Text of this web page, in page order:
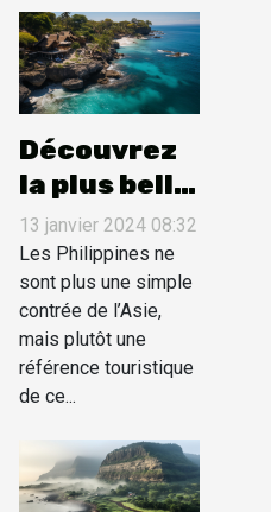
Découvrez
la plus belle
île des
Philippines
13 janvier 2024 08:32
Les Philippines ne
sont plus une simple
contrée de l’Asie,
mais plutôt une
référence touristique
de ce...